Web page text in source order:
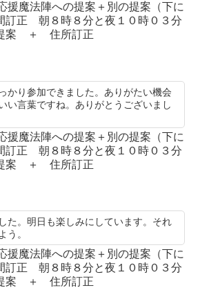
援魔法陣への提案＋別の提案（下に
正 朝８時８分と夜１０時０３分
案 ＋ 住所訂正
り参加できました。ありがたい機会
言葉ですね。ありがとうございまし
援魔法陣への提案＋別の提案（下に
正 朝８時８分と夜１０時０３分
案 ＋ 住所訂正
た。明日も楽しみにしています。それ
う。
援魔法陣への提案＋別の提案（下に
正 朝８時８分と夜１０時０３分
案 ＋ 住所訂正